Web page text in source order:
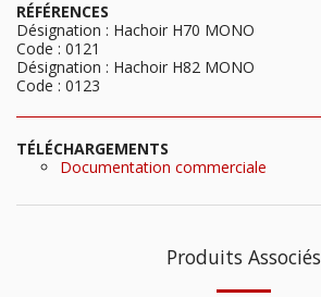
RÉFÉRENCES
Désignation : Hachoir H70 MONO
Code : 0121
Désignation : Hachoir H82 MONO
Code : 0123
TÉLÉCHARGEMENTS
Documentation commerciale
Produits Associés